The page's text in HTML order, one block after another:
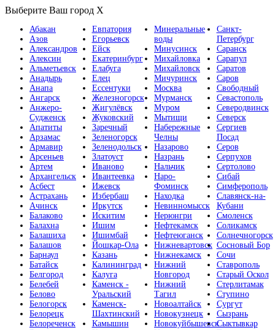
Выберите Ваш город X
Абакан
Азов
Александров
Алексин
Альметьевск
Анадырь
Анапа
Ангарск
Анжеро-
Судженск
Апатиты
Арзамас
Армавир
Арсеньев
Артем
Архангельск
Асбест
Астрахань
Ачинск
Балаково
Балахна
Балашиха
Балашов
Барнаул
Батайск
Белгород
Белебей
Белово
Белогорск
Белорецк
Белореченск
Евпатория
Егорьевск
Ейск
Екатеринбург
Елабуга
Елец
Ессентуки
Железногорск
Жигулёвск
Жуковский
Заречный
Зеленогорск
Зеленодольск
Златоуст
Иваново
Ивантеевка
Ижевск
Избербаш
Иркутск
Искитим
Ишим
Ишимбай
Йошкар-Ола
Казань
Калининград
Калуга
Каменск -
Уральский
Каменск-
Шахтинский
Камышин
Минеральные
воды
Минусинск
Михайловка
Михайловск
Мичуринск
Москва
Мурманск
Муром
Мытищи
Набережные
Челны
Назарово
Назрань
Нальчик
Наро-
Фоминск
Находка
Невинномысск
Нерюнгри
Нефтекамск
Нефтеюганск
Нижневартовск
Нижнекамск
Нижний
Новгород
Нижний
Тагил
Новоалтайск
Новокузнецк
Новокуйбышевск
Санкт-
Петербург
Саранск
Сарапул
Саратов
Саров
Свободный
Севастополь
Северодвинск
Северск
Сергиев
Посад
Серов
Серпухов
Сертолово
Сибай
Симферополь
Славянск-на-
Кубани
Смоленск
Соликамск
Солнечногорск
Сосновый Бор
Сочи
Ставрополь
Старый Оскол
Стерлитамак
Ступино
Сургут
Сызрань
Сыктывкар